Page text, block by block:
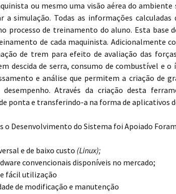
ou mesmo uma visão aérea do
a simulação. Todas as informações
processo de treinamento do aluno. Esta base
de cada maquinista. Adicionalmente
de trem para efeito de avaliação das
descida de serra, consumo de combustível e
e análise que permitem a criação de
Através da criação desta
ponta e transferindo-a na forma de aplicativos
o Desenvolvimento do Sistema foi Apoiado
e de baixo custo (Linux);
convencionais disponíveis no mercado;
fácil utilização
de modificação e manutenção